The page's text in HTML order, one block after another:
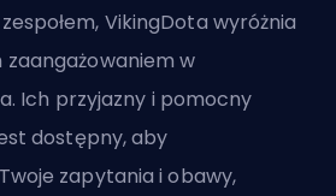
VikingDota wyróżnia
w
Ich przyjazny i pomocny
dostępny, aby
zapytania i obawy,